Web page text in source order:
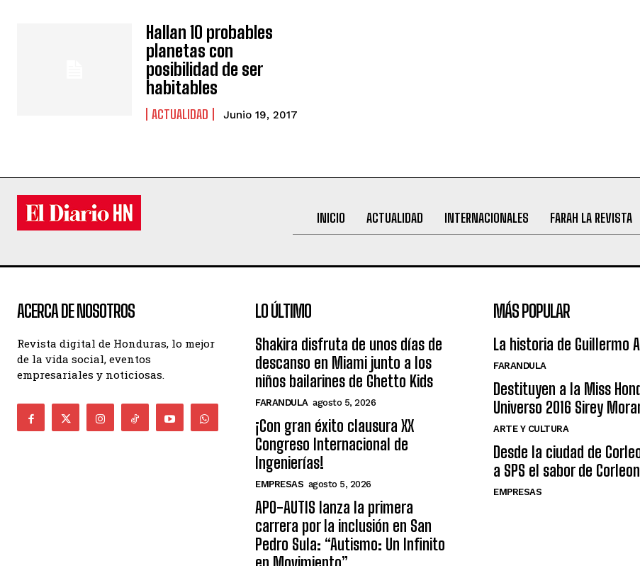
Hallan 10 probables
planetas con
posibilidad de ser
habitables
ACTUALIDAD Junio 19, 2017
INICIO ACTUALIDAD INTERNACIONALES FARAH LA REVISTA
ACERCA DE NOSOTROS
Revista digital de Honduras, lo mejor
de la vida social, eventos
empresariales y noticiosas.
LO ÚLTIMO
Shakira disfruta de unos días de
descanso en Miami junto a los
niños bailarines de Ghetto Kids
FARANDULA agosto 5, 2026
¡Con gran éxito clausura XX
Congreso Internacional de
Ingenierías!
EMPRESAS agosto 5, 2026
APO-AUTIS lanza la primera
carrera por la inclusión en San
Pedro Sula: “Autismo: Un Infinito
MÁS POPULAR
La historia de Guillermo
FARANDULA
Destituyen a la Miss
Universo 2016 Sirey
ARTE Y CULTURA
Desde la ciudad de
a SPS el sabor de
EMPRESAS